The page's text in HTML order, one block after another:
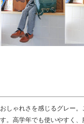
しゃれさを感じるグレー
。高学年でも使いやすく